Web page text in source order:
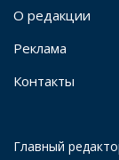
О редакции
Реклама
Контакты
Главный